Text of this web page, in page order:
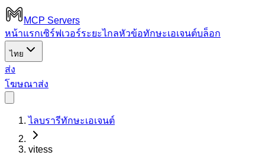
MCP Servers
หน้าแรกเซิร์ฟเวอร์ระยะไกลหัวข้อทักษะเอเจนต์บล็อก
ไทย
ส่ง
โฆษณาส่ง
ไลบรารีทักษะเอเจนต์
vitess